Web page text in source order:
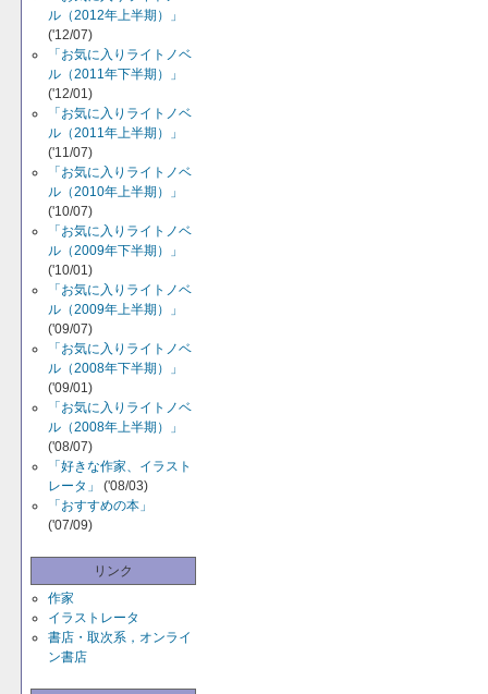
ル（2012年上半期）」
('12/07)
「お気に入りライトノベ
ル（2011年下半期）」
('12/01)
「お気に入りライトノベ
ル（2011年上半期）」
('11/07)
「お気に入りライトノベ
ル（2010年上半期）」
('10/07)
「お気に入りライトノベ
ル（2009年下半期）」
('10/01)
「お気に入りライトノベ
ル（2009年上半期）」
('09/07)
「お気に入りライトノベ
ル（2008年下半期）」
('09/01)
「お気に入りライトノベ
ル（2008年上半期）」
('08/07)
「好きな作家、イラスト
レータ」
('08/03)
「おすすめの本」
('07/09)
リンク
作家
イラストレータ
書店・取次系，オンライ
ン書店